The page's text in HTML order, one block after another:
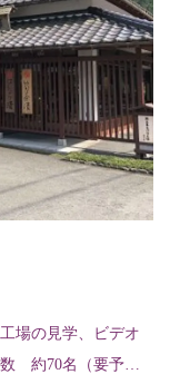
場の見学、ビデオ
数 約70名（要予